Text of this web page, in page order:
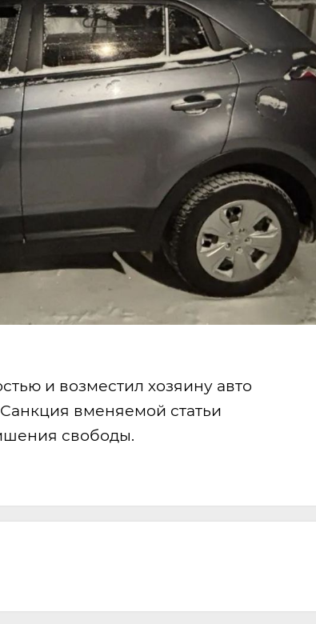
и возместил хозяину авто
вменяемой статьи
свободы.